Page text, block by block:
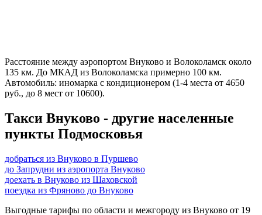
Расстояние между аэропортом Внуково и Волоколамск около
135 км. До МКАД из Волоколамска примерно 100 км.
Автомобиль: иномарка с кондиционером (1-4 места от 4650
руб., до 8 мест от 10600).
Такси Внуково - другие населенные
пункты Подмосковья
добраться из Внуково в Пуршево
до Запрудни из аэропорта Внуково
доехать в Внуково из Шаховской
поездка из Фряново до Внуково
Выгодные тарифы по области и межгороду из Внуково от 19